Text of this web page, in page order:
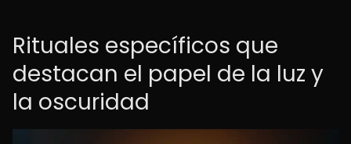
Rituales específicos que
destacan el papel de la luz y
la oscuridad